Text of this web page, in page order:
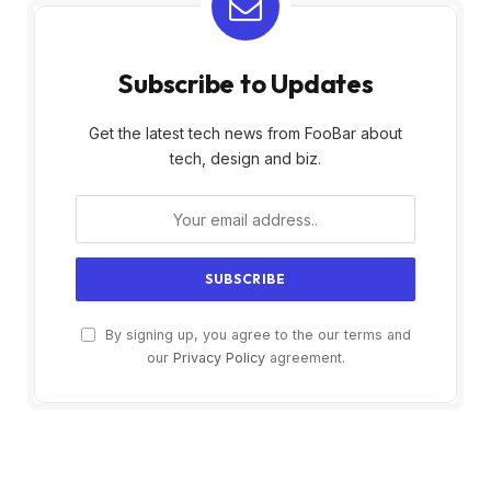
Subscribe to Updates
Get the latest tech news from FooBar about
tech, design and biz.
By signing up, you agree to the our terms and
our Privacy Policyagreement.